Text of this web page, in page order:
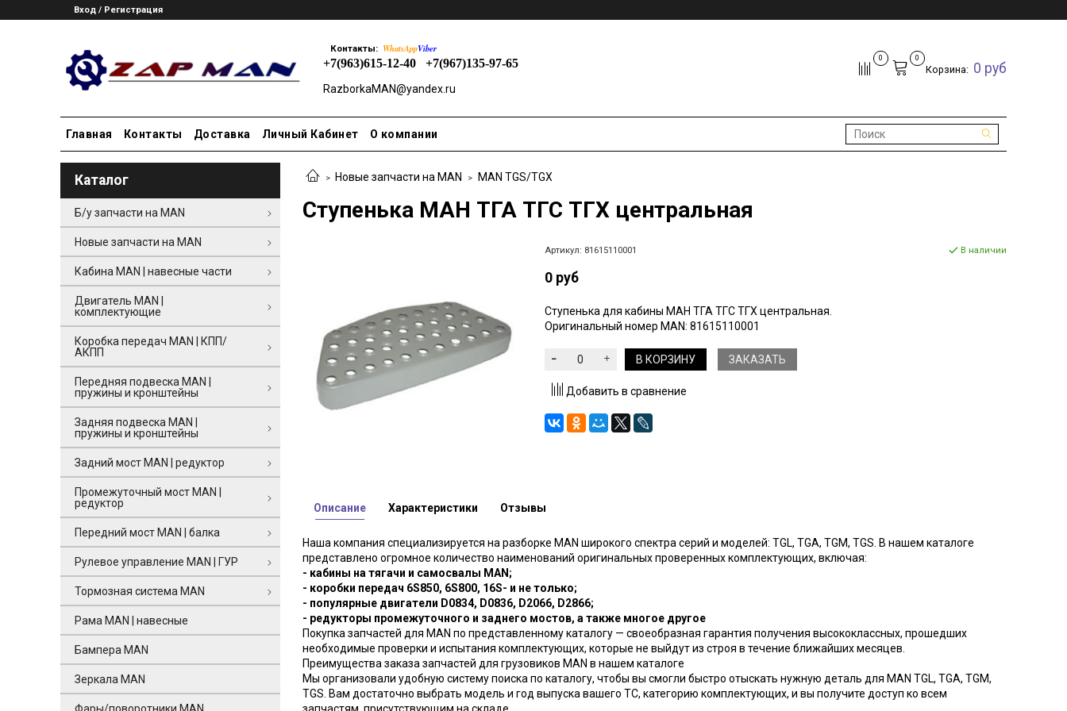
Вход / Регистрация
Контакты: WhatsAppViber
+7(963)615-12-40 +7(967)135-97-65
RazborkaMAN@yandex.ru
0 0
Корзина: 0 руб
Главная Контакты Доставка Личный Кабинет О компании
Новые запчасти на MAN MAN TGS/TGX
Ступенька МАН ТГА ТГС ТГХ центральная
Артикул: 81615110001 В наличии
0 руб
Ступенька для кабины МАН ТГА ТГС ТГХ центральная.
Оригинальный номер MAN: 81615110001
В КОРЗИНУ ЗАКАЗАТЬ
Добавить в сравнение
Описание
Наша компания специализируется на разборке MAN широкого спектра серий и моделей: TGL, TGA, TGM, TGS. В нашем каталоге
представлено огромное количество наименований оригинальных проверенных комплектующих, включая:
- кабины на тягачи и самосвалы MAN;
- коробки передач 6S850, 6S800, 16S- и не только;
- популярные двигатели D0834, D0836, D2066, D2866;
- редукторы промежуточного и заднего мостов, а также многое другое
Покупка запчастей для MAN по представленному каталогу — своеобразная гарантия получения высококлассных, прошедших
необходимые проверки и испытания комплектующих, которые не выйдут из строя в течение ближайших месяцев.
Преимущества заказа запчастей для грузовиков MAN в нашем каталоге
Мы организовали удобную систему поиска по каталогу, чтобы вы смогли быстро отыскать нужную деталь для MAN TGL, TGA, TGM,
TGS. Вам достаточно выбрать модель и год выпуска вашего ТС, категорию комплектующих, и вы получите доступ ко всем
Характеристики Отзывы
Каталог
Б/у запчасти на MAN
Новые запчасти на MAN
Кабина MAN | навесные части
Двигатель MAN |
комплектующие
Коробка передач MAN | КПП/
АКПП
Передняя подвеска MAN |
пружины и кронштейны
Задняя подвеска MAN |
пружины и кронштейны
Задний мост MAN | редуктор
Промежуточный мост MAN |
редуктор
Передний мост MAN | балка
Рулевое управление MAN | ГУР
Тормозная система MAN
Рама MAN | навесные
Бампера MAN
Зеркала MAN
Фары/поворотники MAN